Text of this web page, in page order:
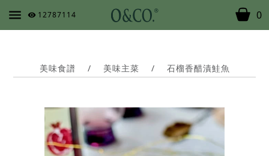
12787114 0
美味食譜 / 美味主菜 / 石榴香醋漬鮭魚